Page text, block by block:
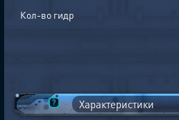
Кол-во гидр
Характеристики